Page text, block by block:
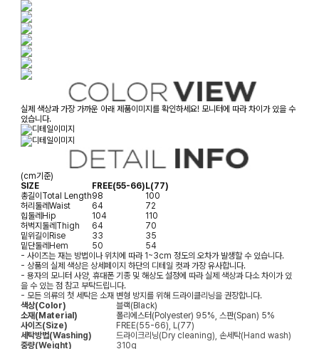
실제 색상과 가장 가까운 아래 제품이미지를 확인하세요! 모니터에 따라 차이가 있을 수
있습니다.
(cm기준)
SIZE
FREE(55-66)L(77)
총길이Total Length98
100
허리둘레Waist 64
72
힙둘레Hip 104
110
허벅지둘레Thigh 64
70
밑위길이Rise 33
35
밑단둘레Hem 50
54
- 사이즈는 재는 방법이나 위치에 따라 1~3cm 정도의 오차가 발생할 수 있습니다.
- 상품의 실제 색상은 상세페이지 하단의 디테일 컷과 가장 유사합니다.
- 용자의 모니터 사양, 휴대폰 기종 및 해상도 설정에 따라 실제 색상과 다소 차이가 있
을 수 있는 점 참고 부탁드립니다.
- 모든 의류의 첫 세탁은 소재 변형 방지를 위해 드라이클리닝을 권장합니다.
색상(Color)
블랙(Black)
소재(Material)
폴리에스터(Polyester) 95%, 스판(Span) 5%
사이즈(Size)
FREE(55-66), L(77)
세탁방법(Washing)
드라이크리닝(Dry cleaning), 손세탁(Hand wash)
중량(Weight)
310g